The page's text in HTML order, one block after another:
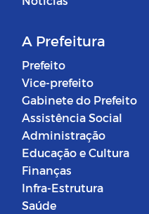
A Prefeitura
Prefeito
Vice-prefeito
Gabinete do Prefeito
Assistência Social
Administração
Educação e Cultura
Finanças
Infra-Estrutura
Saúde